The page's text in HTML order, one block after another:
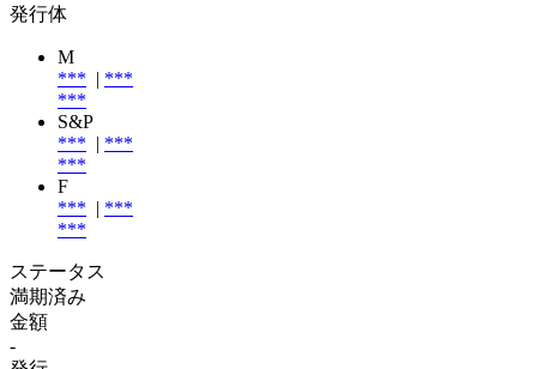
発行体
M
*** | ***
***
S&P
*** | ***
***
F
*** | ***
***
ステータス
満期済み
金額
-